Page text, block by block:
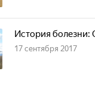
История болезни:
17 сентября 2017